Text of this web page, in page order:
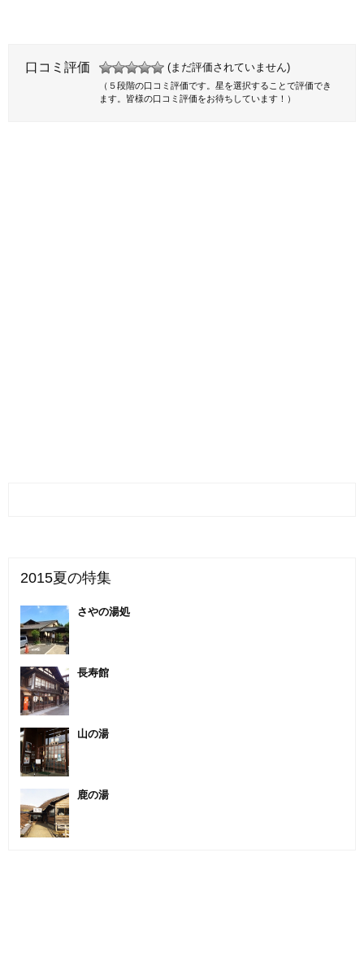
口コミ評価 (まだ評価されていません)
（５段階の口コミ評価です。星を選択することで評価でき
ます。皆様の口コミ評価をお待ちしています！）
2015夏の特集
さやの湯処
長寿館
山の湯
鹿の湯